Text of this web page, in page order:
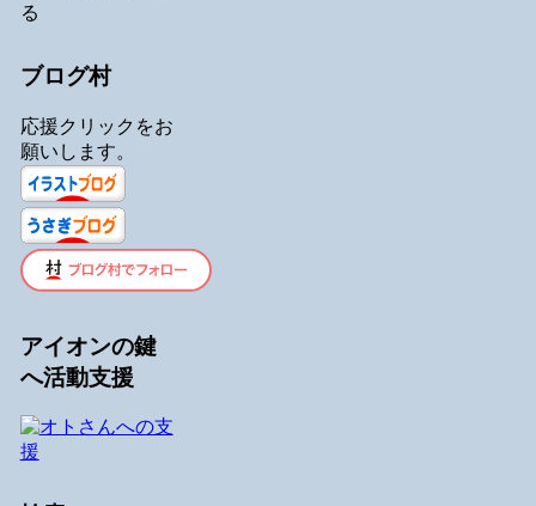
る
ブログ村
応援クリックをお
願いします。
アイオンの鍵
へ活動支援